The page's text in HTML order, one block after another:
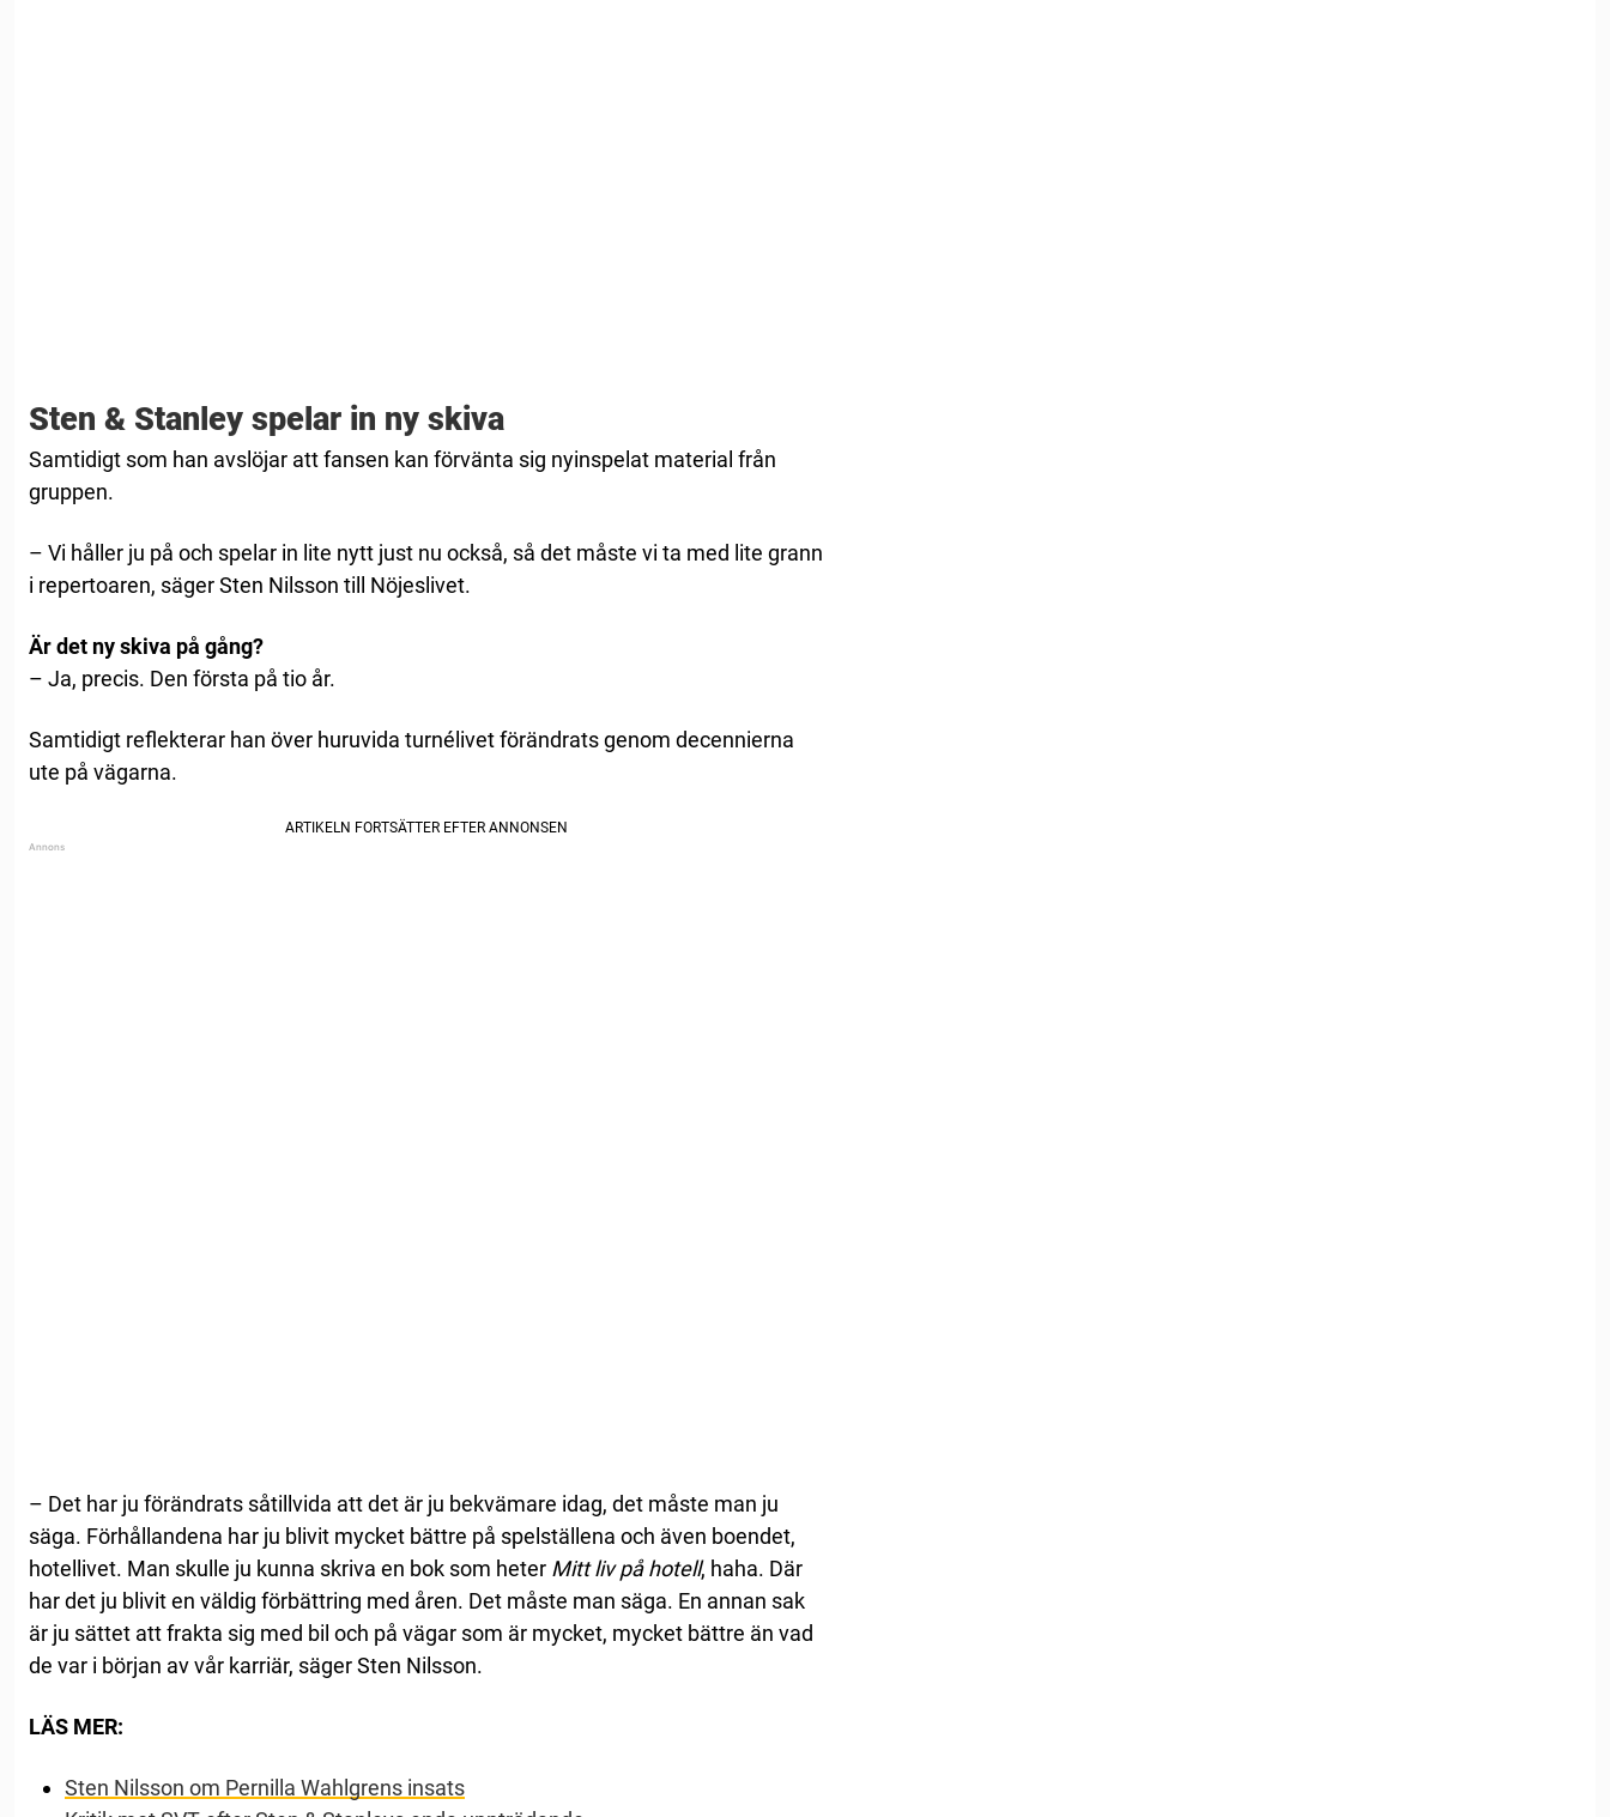
Sten & Stanley spelar in ny skiva
Samtidigt som han avslöjar att fansen kan förvänta sig nyinspelat material från
gruppen.
– Vi håller ju på och spelar in lite nytt just nu också, så det måste vi ta med lite grann
i repertoaren, säger Sten Nilsson till Nöjeslivet.
Är det ny skiva på gång?
– Ja, precis. Den första på tio år.
Samtidigt reflekterar han över huruvida turnélivet förändrats genom decennierna
ute på vägarna.
– Det har ju förändrats såtillvida att det är ju bekvämare idag, det måste man ju
säga. Förhållandena har ju blivit mycket bättre på spelställena och även boendet,
hotellivet. Man skulle ju kunna skriva en bok som heter Mitt liv på hotell, haha. Där
har det ju blivit en väldig förbättring med åren. Det måste man säga. En annan sak
är ju sättet att frakta sig med bil och på vägar som är mycket, mycket bättre än vad
de var i början av vår karriär, säger Sten Nilsson.
LÄS MER:
Sten Nilsson om Pernilla Wahlgrens insats